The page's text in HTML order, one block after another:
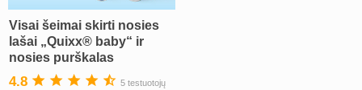
Visai šeimai skirti nosies
lašai „Quixx® baby“ ir
nosies purškalas
„Quixx®“
4.8
5 testuotojų